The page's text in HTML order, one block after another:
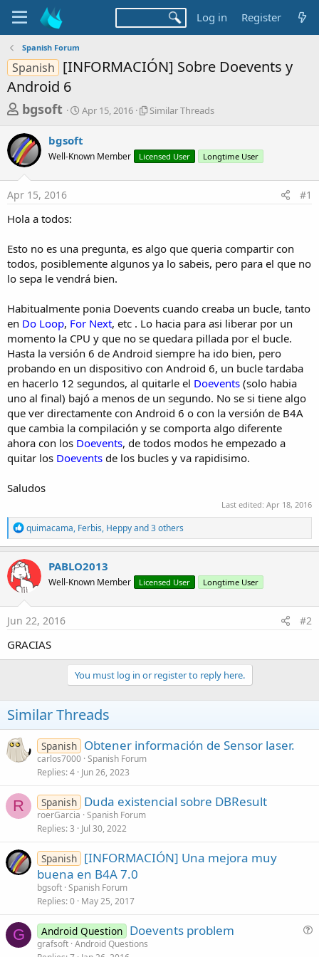
Log in Register
Spanish Forum
Spanish [INFORMACIÓN] Sobre Doevents y
Android 6
T
r
e
a
d
s
a
r
t
e
r
bgsoft
S
r
t
a
Apr 15, 2016
S
l
r
a
d
s
Similar Threads
bgsoft
Well-Known Member Licensed User Longtime User
Apr 15, 2016 #1
Hola a todos:
Esto no es una pregunta, es algo que queria compartir con
todos, posiblemente algunos ya lo sabeis, pero para el que no
lo sepa le vendrá bien.
Habitualmente ponia Doevents cuando creaba un bucle, tanto
en Do Loop, For Next, etc . Lo hacia para asi liberar por un
momento la CPU y que no se quedara pillada por el bucle.
Hasta la versión 6 de Android siempre ha ido bien, pero
probando en un dispositivo con Android 6, un bucle tardaba
en hacerlo 12 segundos, al quitarle el Doevents (solo habia
uno al final) bajó a menos de un segundo. No se si tiene algo
que ver directamente con Android 6 o con la versión de B4A
que cambia la compilación y se comporta algo diferente
ahora con los Doevents, de todos modos he empezado a
quitar los Doevents de los bucles y va rapidisimo.
Saludos
Last edited: Apr 18, 2016
R
e
a
c
t
i
o
n
s
quimacama, Ferbis, Heppyand 3 others
PABLO2013
Well-Known Member Licensed User Longtime User
Jun 22, 2016 #2
GRACIAS
You must log in or register to reply here.
Similar Threads
Spanish Obtener información de Sensor laser.
carlos7000 Spanish Forum
Replies 4 Jun 26, 2023
R Spanish Duda existencial sobre DBResult
roerGarcia Spanish Forum
Replies 3 Jul 30, 2022
Spanish [INFORMACIÓN] Una mejora muy
buena en B4A 7.0
bgsoft Spanish Forum
Replies 0 May 25, 2017
G Android Question Doevents problem
grafsoft Android Questions